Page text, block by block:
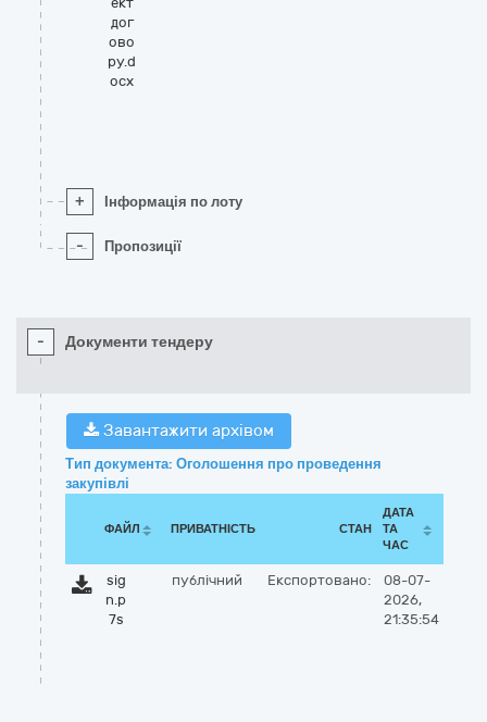
дог
ово
ру.d
ocx
+ Інформація по лоту
- Пропозиції
- Документи тендеру
Завантажити архівом
Тип документа: Оголошення про проведення
закупівлі
ФАЙЛ ПРИВАТНІСТЬ СТАН
ДАТА
ТА
ЧАС
sig
n.p
7s
публічний Експортовано:
08-07-
2026,
21:35:54